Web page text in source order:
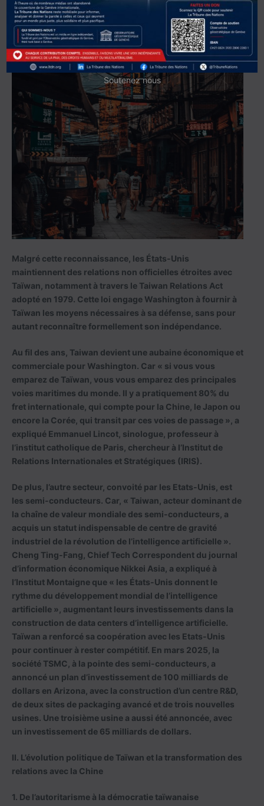
Malgré cette reconnaissance, les États-Unis
maintiennent des relations non officielles étroites avec
Taïwan, notamment à travers le Taiwan Relations Act
adopté en 1979. Cette loi engage Washington à fournir à
Taïwan les moyens nécessaires à sa défense, sans pour
autant reconnaître formellement son indépendance.
Au fil des ans, Taiwan devient une aubaine économique et
commerciale pour Washington. Car « si vous vous
emparez de Taïwan, vous vous emparez des principales
voies maritimes du monde. Il y a pratiquement 80% du
fret internationale, qui compte pour la Chine, le Japon ou
encore la Corée, qui transit par ces voies de passage », a
expliqué Emmanuel Lincot, sinologue, professeur à
l’institut catholique de Paris, chercheur à l’Institut de
Relations Internationales et Stratégiques (IRIS).
De plus, l’autre secteur, convoité par les Etats-Unis, est
les semi-conducteurs. Car, « Taiwan, acteur dominant de
la chaîne de valeur mondiale des semi-conducteurs, a
acquis un statut indispensable de centre de gravité
industriel de la révolution de l’intelligence artificielle ».
Cheng Ting-Fang, Chief Tech Correspondent du journal
d’information économique Nikkei Asia, a expliqué à
l’Institut Montaigne que « les États-Unis donnent le
rythme du développement mondial de l’intelligence
artificielle », augmentant leurs investissements dans la
construction de data centers d’intelligence artificielle.
Taïwan a renforcé sa coopération avec les Etats-Unis
pour continuer à rester compétitif. En mars 2025, la
société TSMC, à la pointe des semi-conducteurs, a
annoncé un plan d’investissement de 100 milliards de
dollars en Arizona, avec la construction d’un centre R&D,
de deux sites de packaging avancé et de trois nouvelles
usines. Une troisième usine a aussi été annoncée, avec
un investissement de 65 milliards de dollars.
II. L’évolution politique de Taïwan et la transformation des
relations avec la Chine
1. De l’autoritarisme à la démocratie taïwanaise
Soutenez nous